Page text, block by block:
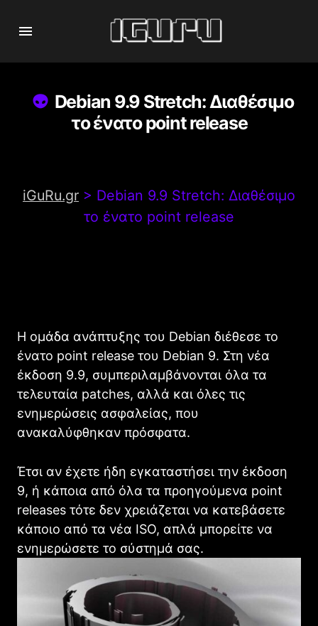
Debian 9.9 Stretch: Διαθέσιμο
το ένατο point release
iGuRu.gr > Debian 9.9 Stretch: Διαθέσιμο
το ένατο point release
Η ομάδα ανάπτυξης του Debian διέθεσε το
ένατο point release του Debian 9. Στη νέα
έκδοση 9.9, συμπεριλαμβάνονται όλα τα
τελευταία patches, αλλά και όλες τις
ενημερώσεις ασφαλείας, που
ανακαλύφθηκαν πρόσφατα.
Έτσι αν έχετε ήδη εγκαταστήσει την έκδοση
9, ή κάποια από όλα τα προηγούμενα point
releases τότε δεν χρειάζεται να κατεβάσετε
κάποιο από τα νέα ISO, απλά μπορείτε να
ενημερώσετε το σύστημά σας.